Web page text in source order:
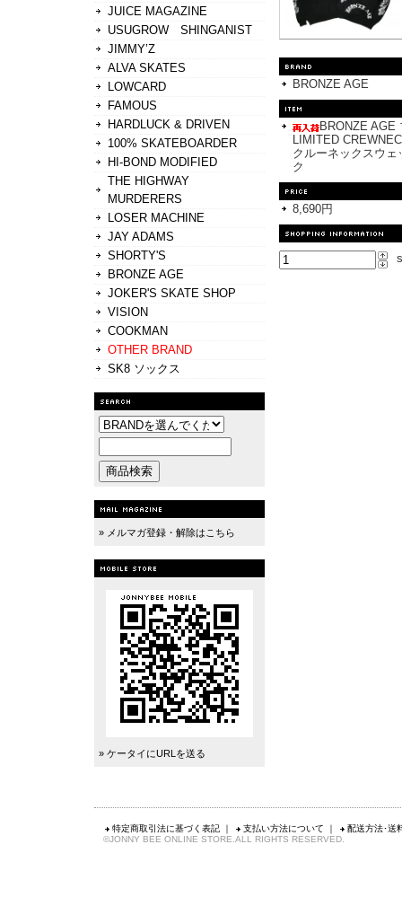
JUICE MAGAZINE
USUGROW SHINGANIST
JIMMY’Z
ALVA SKATES
LOWCARD
FAMOUS
HARDLUCK & DRIVEN
100% SKATEBOARDER
HI-BOND MODIFIED
THE HIGHWAY
MURDERERS
LOSER MACHINE
JAY ADAMS
SHORTY'S
BRONZE AGE
JOKER'S SKATE SHOP
VISION
COOKMAN
OTHER BRAND
SK8 ソックス
» メルマガ登録・解除はこちら
» ケータイにURLを送る
BRONZE AGE
BRONZE AGE
LIMITED
クルーネックスウ
ク
8,690円
特定商取引法に基づく表記 ｜ 支払い方法について ｜
配送方法･送
©JONNY BEE ONLINE STORE.ALL RIGHTS RESERVED.